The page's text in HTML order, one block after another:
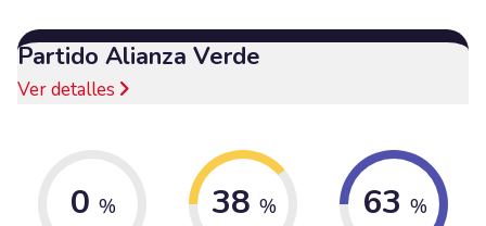
Partido Alianza Verde
Ver detalles
0 % 38 % 63 %